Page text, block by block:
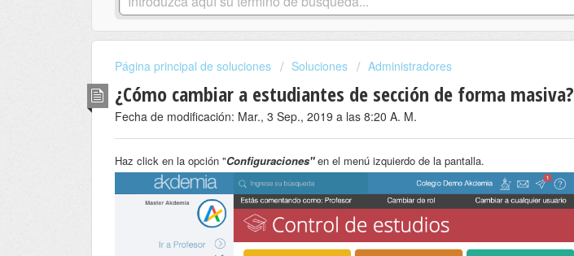
Página principal de soluciones Soluciones Administradores
¿Cómo cambiar a estudiantes de sección de forma masiva?
Fecha de modificación: Mar., 3 Sep., 2019 a las 8:20 A. M.
Haz click en la opción "Configuraciones"en el menú izquierdo de la pantalla.